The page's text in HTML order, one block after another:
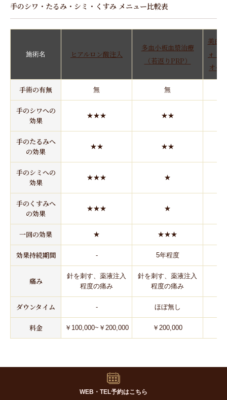
手のシワ・たるみ・シミ・くすみ メニュー比較表
施術名 ヒアルロン酸注入
多血小板血漿治療
（若返りPRP）
美白
ォト
オー
手術の有無 無 無
手のシワへの
効果
★★★ ★★
手のたるみへ
の効果
★★ ★★
手のシミへの
効果
★★★ ★
手のくすみへ
の効果
★★★ ★
一回の効果 ★ ★★★
効果持続期間 - 5年程度
痛み
針を刺す、薬液注入
程度の痛み
針を刺す、薬液注入
程度の痛み
ダウンタイム - ほぼ無し
料金 ￥100,000~￥200,000 ￥200,000
首のシワ・たるみ・シミ・くすみ メニュー比較表
WEB・TEL予約はこちら